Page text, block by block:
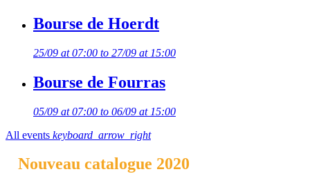
Bourse de Hoerdt
25/09 at 07:00 to 27/09 at 15:00
Bourse de Fourras
05/09 at 07:00 to 06/09 at 15:00
All events keyboard_arrow_right
Nouveau catalogue 2020